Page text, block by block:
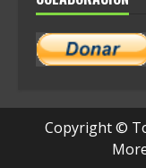
Copyright ©